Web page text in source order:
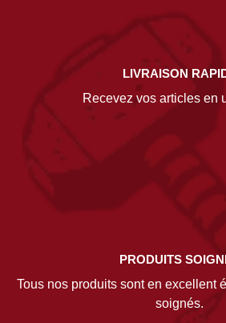
LIVRAISON
Recevez vos articles en
PRODUITS
Tous nos produits sont en excellent
soignés.